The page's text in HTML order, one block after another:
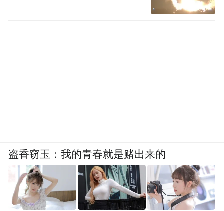
盗香窃玉：我的青春就是赌出来的